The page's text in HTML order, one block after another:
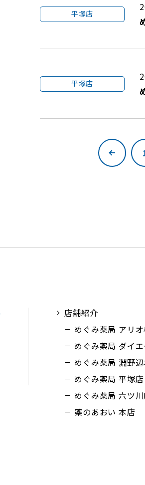
平塚店
平塚店
店舗紹介
めぐみ薬局 アリ
めぐみ薬局 ダイ
めぐみ薬局 淵野
めぐみ薬局 平塚店
めぐみ薬局 六ツ
薬のあおい 本店